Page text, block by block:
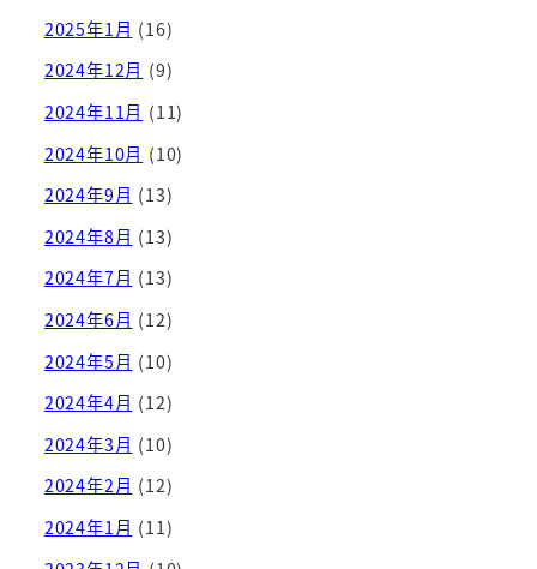
2025年1月 (16)
2024年12月 (9)
2024年11月 (11)
2024年10月 (10)
2024年9月 (13)
2024年8月 (13)
2024年7月 (13)
2024年6月 (12)
2024年5月 (10)
2024年4月 (12)
2024年3月 (10)
2024年2月 (12)
2024年1月 (11)